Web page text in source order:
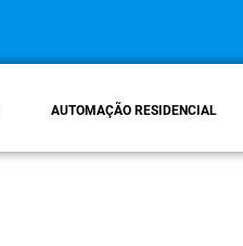
AUTOMAÇÃO RESIDENCIAL